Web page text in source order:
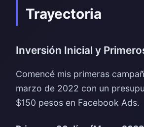
Trayectoria
Inversión Inicial y
Comencé mis primeras
marzo de 2022 con un
$150 pesos en Facebook Ads.